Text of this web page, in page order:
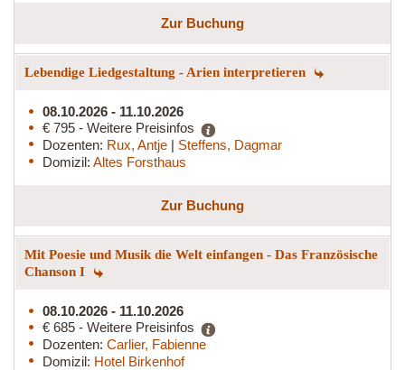
Zur Buchung
Lebendige Liedgestaltung - Arien interpretieren
08.10.2026 - 11.10.2026
€ 795 - Weitere Preisinfos
Dozenten: Rux, Antje | Steffens, Dagmar
Domizil: Altes Forsthaus
Zur Buchung
Mit Poesie und Musik die Welt einfangen - Das Französische
Chanson I
08.10.2026 - 11.10.2026
€ 685 - Weitere Preisinfos
Dozenten: Carlier, Fabienne
Domizil: Hotel Birkenhof